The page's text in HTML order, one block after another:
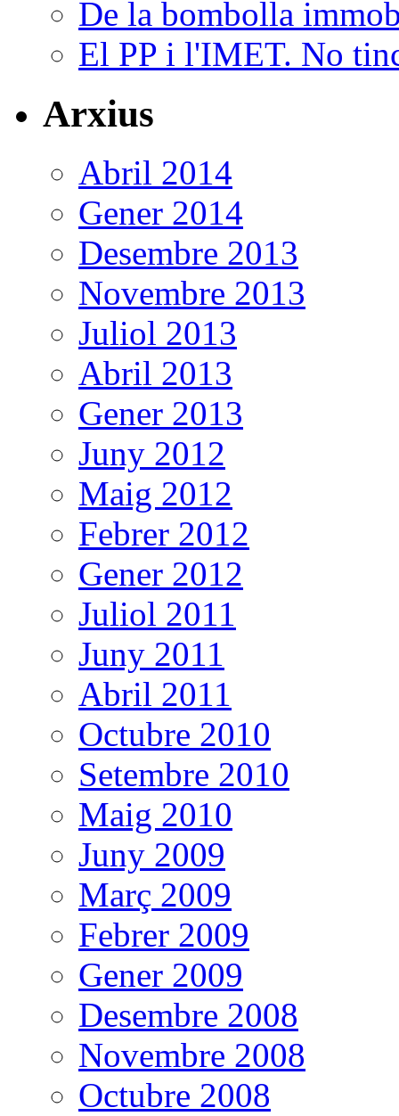
De la bombolla
El PP i l'IMET. No
Arxius
Abril 2014
Gener 2014
Desembre 2013
Novembre 2013
Juliol 2013
Abril 2013
Gener 2013
Juny 2012
Maig 2012
Febrer 2012
Gener 2012
Juliol 2011
Juny 2011
Abril 2011
Octubre 2010
Setembre 2010
Maig 2010
Juny 2009
Març 2009
Febrer 2009
Gener 2009
Desembre 2008
Novembre 2008
Octubre 2008